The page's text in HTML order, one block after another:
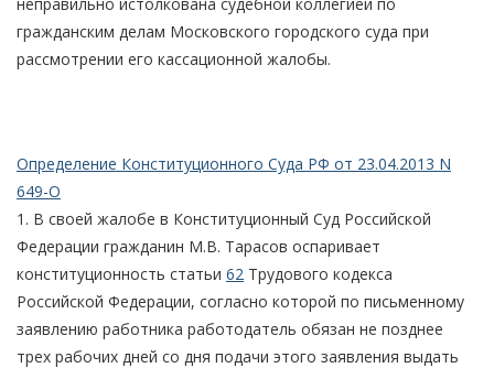
гражданским делам Московского городского суда при
рассмотрении его кассационной жалобы.
Определение Конституционного Суда РФ от 23.04.2013 N
649-О
1. В своей жалобе в Конституционный Суд Российской
Федерации гражданин М.В. Тарасов оспаривает
конституционность статьи 62 Трудового кодекса
Российской Федерации, согласно которой по письменному
заявлению работника работодатель обязан не позднее
трех рабочих дней со дня подачи этого заявления выдать